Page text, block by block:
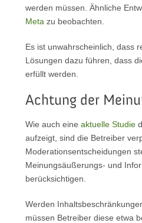
werden müssen. Ähnliche
Meta zu beobachten.
Es ist unwahrscheinlich, dass
Lösungen dazu führen, dass
erfüllt werden.
Achtung der
Wie auch eineaktuelle Studie
aufzeigt, sind die Betreiber
Moderationsentscheidungen
Meinungsäußerungs- und
berücksichtigen.
Werden
müssen Betreiber diese etwa